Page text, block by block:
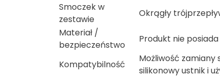
Smoczek w
zestawie
Okrągły
Materiał /
bezpieczeństwo
Produkt nie
Kompatybilność
Możliwość zamiany
silikonowy ustnik i